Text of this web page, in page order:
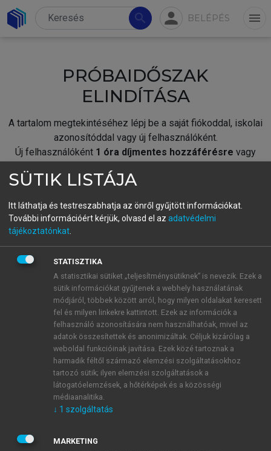
search person BELÉPÉS menu
PRÓBAIDŐSZAK
ELINDÍTÁSA
A tartalom megtekintéséhez lépj be a saját fiókoddal, iskolai
azonosítóddal vagy új felhasználóként.
Új felhasználóként 1 óra díjmentes hozzáférésre vagy
fiókoddal,vagy hozz létre új fiókot.
A regisztráció után apróbaidőszakautomatikusan
BELÉPÉS SAJÁT FIÓKKAL
ÚJ FIÓK LÉTREHOZÁSA
1 óra díjmentes hozzáférés
E-MAIL-CÍM
JELSZÓ
SÜTIK LISTÁJA
Itt láthatja és testreszabhatja az önről gyűjtött információkat.
További információért kérjük, olvasd el az adatvédelmi
tájékoztatónkat
STATISZTIKA
A statisztikai sütiket „teljesítménysütiknek” is nevezik. Ezek a
sütik információkat gyűjtenek a webhely használatának
módjáról, többek között arról, hogy milyen oldalakat keresett
fel és milyen linkekre kattintott. Ezek az információk a
felhasználó azonosítására nem használhatóak, mivel az
adatok összesítettek és anonimizáltak. Céljuk kizárólag a
weboldal funkcióinak javítása. Ezek közé tartoznak a
harmadik féltől származó elemzési szolgáltatásokhoz
tartozó sütik; ilyen elemzési szolgáltatások a
látogatóelemzések, a hőtérképek és a közösségi
médiaanalitika.
↓ 1 szolgáltatás
MARKETING